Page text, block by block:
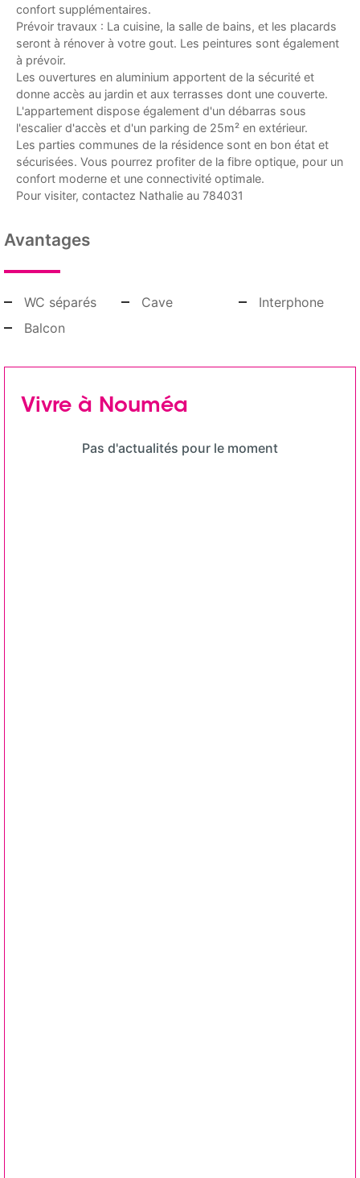
confort supplémentaires.
Prévoir travaux : La cuisine, la salle de bains, et les placards
seront à rénover à votre gout. Les peintures sont également
à prévoir.
Les ouvertures en aluminium apportent de la sécurité et
donne accès au jardin et aux terrasses dont une couverte.
L'appartement dispose également d'un débarras sous
l'escalier d'accès et d'un parking de 25m² en extérieur.
Les parties communes de la résidence sont en bon état et
sécurisées. Vous pourrez profiter de la fibre optique, pour un
confort moderne et une connectivité optimale.
Pour visiter, contactez Nathalie au 784031
Avantages
WC séparés Cave
Interphone
Balcon
Vivre à Nouméa
Pas d'actualités pour le moment